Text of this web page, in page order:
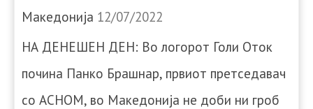
Македонија 12/07/2022
НА ДЕНЕШЕН ДЕН: Во логорот Голи Оток
почина Панко Брашнар, првиот претседавач
со АСНОМ, во Македонија не доби ни гроб